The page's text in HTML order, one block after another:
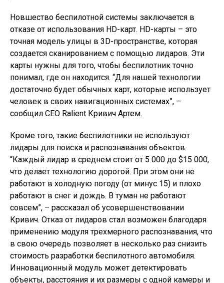
Новшество беспилотной системы заключается в
отказе от использования HD-карт. HD-карты – это
точная модель улицы в 3D-пространстве, которая
создается сканированием с помощью лидаров. Эти
карты нужны для того, чтобы беспилотник точно
понимал, где он находится. “Для нашей технологии
достаточно будет обычных карт, которые использует
человек в своих навигационных системах”, –
сообщил CEO Ralient Кривич Артем.
Кроме того, такие беспилотники не используют
лидары для поиска и распознавания объектов.
“Каждый лидар в среднем стоит от 5 000 до $15 000,
что делает технологию дорогой. При этом они не
работают в холодную погоду (от минус 15) и плохо
работают в снег и дождь. В туман не работают
совсем”, – рассказал об усовершенствовании
Кривич. Отказ от лидаров стал возможен благодаря
применению модуля трехмерного распознавания, что
в свою очередь позволяет в несколько раз снизить
стоимость разработки беспилотного автомобиля.
Инновационный модуль может детектировать
объекты, расстояния и их размеры с одной камеры и